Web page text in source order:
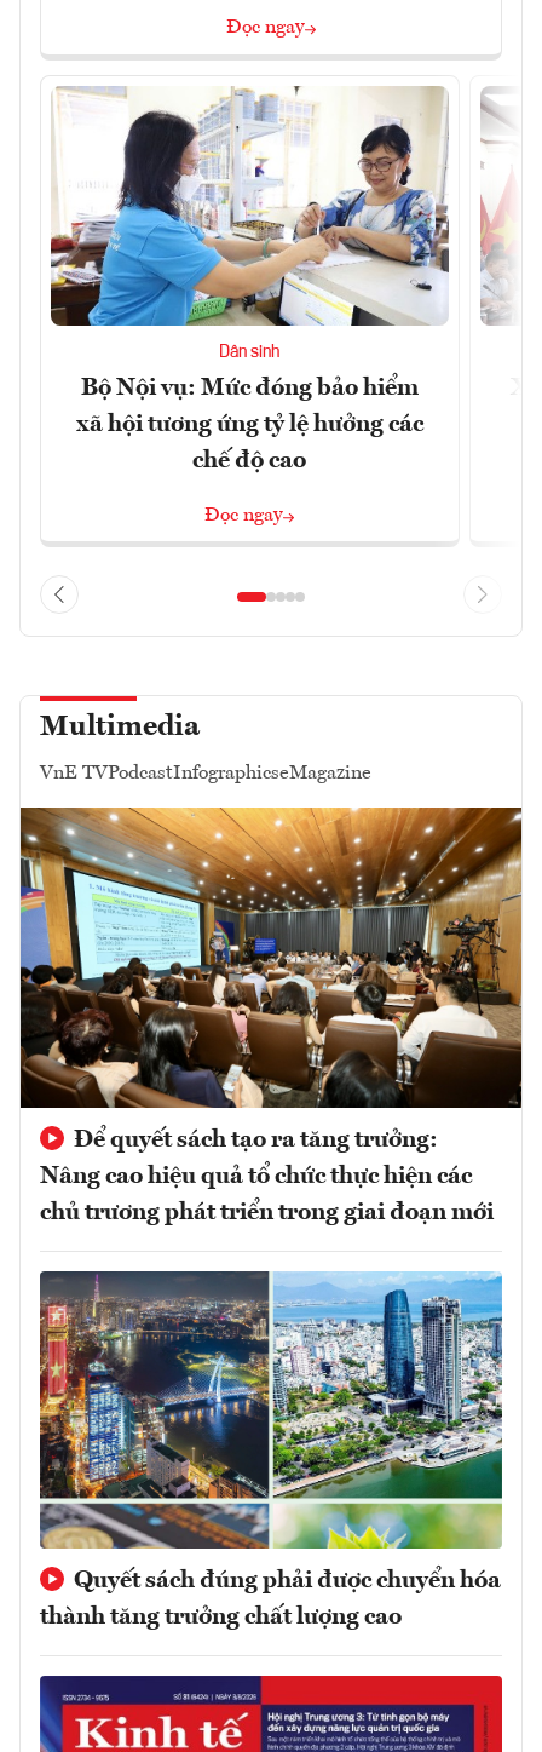
Đọc ngay
Dân sinh
Bộ Nội vụ: Mức đóng bảo hiểm
xã hội tương ứng tỷ lệ hưởng các
chế độ cao
Đọc ngay
Multimedia
VnE TVPodcastInfographicseMagazine
Để quyết sách tạo ra tăng trưởng:
Nâng cao hiệu quả tổ chức thực hiện các
chủ trương phát triển trong giai đoạn mới
Quyết sách đúng phải được chuyển hóa
thành tăng trưởng chất lượng cao